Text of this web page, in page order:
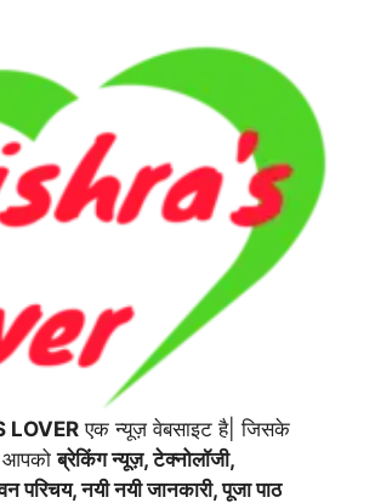
LOVERएक न्यूज़ वेबसाइट है| जिसके
आपकोब्रेकिंग न्यूज़, टेक्नोलॉजी,
परिचय, नयी नयी जानकारी, पूजा पाठ